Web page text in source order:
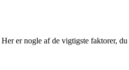
er nogle af de vigtigste faktorer,